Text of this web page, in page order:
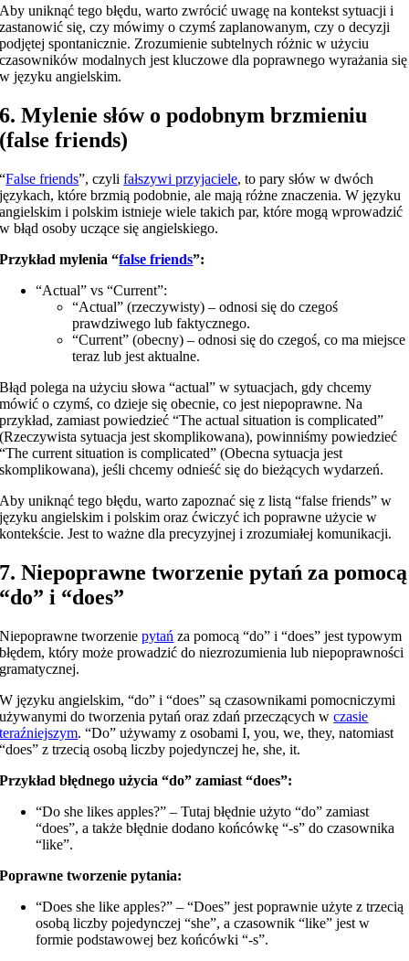
Aby uniknąć tego błędu, warto zwrócić uwagę na kontekst sytuacji i
zastanowić się, czy mówimy o czymś zaplanowanym, czy o decyzji
podjętej spontanicznie. Zrozumienie subtelnych różnic w użyciu
czasowników modalnych jest kluczowe dla poprawnego wyrażania się
w języku angielskim.
6. Mylenie słów o podobnym brzmieniu
(false friends)
“False friends”, czylifałszywi przyjaciele, to pary słów w dwóch
językach, które brzmią podobnie, ale mają różne znaczenia. W języku
angielskim i polskim istnieje wiele takich par, które mogą wprowadzić
w błąd osoby uczące się angielskiego.
Przykład mylenia “false friends”:
“Actual” vs “Current”:
“Actual” (rzeczywisty) – odnosi się do czegoś
prawdziwego lub faktycznego.
“Current” (obecny) – odnosi się do czegoś, co ma miejsce
teraz lub jest aktualne.
Błąd polega na użyciu słowa “actual” w sytuacjach, gdy chcemy
mówić o czymś, co dzieje się obecnie, co jest niepoprawne. Na
przykład, zamiast powiedzieć “The actual situation is complicated”
(Rzeczywista sytuacja jest skomplikowana), powinniśmy powiedzieć
“The current situation is complicated” (Obecna sytuacja jest
skomplikowana), jeśli chcemy odnieść się do bieżących wydarzeń.
Aby uniknąć tego błędu, warto zapoznać się z listą “false friends” w
języku angielskim i polskim oraz ćwiczyć ich poprawne użycie w
kontekście. Jest to ważne dla precyzyjnej i zrozumiałej komunikacji.
7. Niepoprawne tworzenie pytań za pomocą
“do” i “does”
Niepoprawne tworzeniepytań za pomocą “do” i “does” jest typowym
błędem, który może prowadzić do niezrozumienia lub niepoprawności
gramatycznej.
W języku angielskim, “do” i “does” są czasownikami pomocniczymi
używanymi do tworzenia pytań oraz zdań przeczących wczasie
teraźniejszym. “Do” używamy z osobami I, you, we, they, natomiast
“does” z trzecią osobą liczby pojedynczej he, she, it.
Przykład błędnego użycia “do” zamiast “does”:
“Do she likes apples?” – Tutaj błędnie użyto “do” zamiast
“does”, a także błędnie dodano końcówkę “-s” do czasownika
“like”.
Poprawne tworzenie pytania:
“Does she like apples?” – “Does” jest poprawnie użyte z trzecią
osobą liczby pojedynczej “she”, a czasownik “like” jest w
formie podstawowej bez końcówki “-s”.